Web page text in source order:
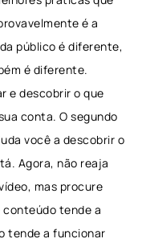
é a
público é diferente,
é diferente.
e descobrir o que
conta. O segundo
você a descobrir o
Agora, não reaja
mas procure
conteúdo tende a
tende a funcionar